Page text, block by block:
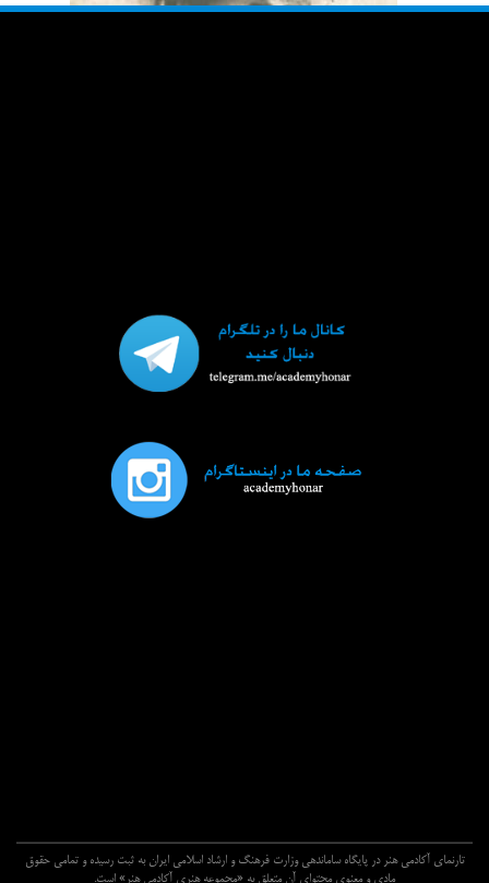
تارنماي آکادمي هنر در پايگاه ساماندهي وزارت فرهنگ و ارشاد اسلامي ايران به ثبت رسيده و تمامي حقوق
مادي و معنوي محتواي آن متعلق به «مجموعه هنري آکادمي هنر» است.